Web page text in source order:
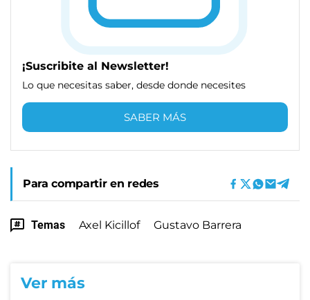
¡Suscribite al Newsletter!
Lo que necesitas saber, desde donde necesites
SABER MÁS
Para compartir en redes
Temas Axel Kicillof Gustavo Barrera
Ver más